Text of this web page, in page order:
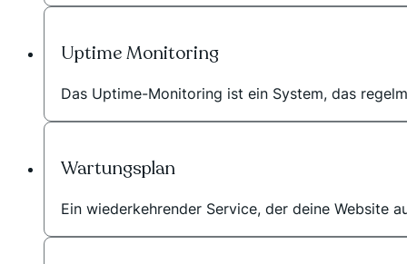
Uptime Monitoring
Das Uptime-Monitoring ist ein System, das
Wartungsplan
Ein wiederkehrender Service, der deine Website